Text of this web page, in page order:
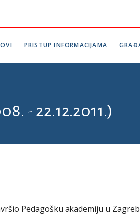
PRISTUP INFORMACIJAMA
- 22.12.2011.)
Pedagošku akademiju u